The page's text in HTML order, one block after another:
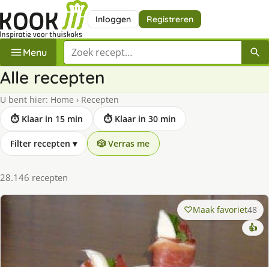
Inloggen Registreren
Menu Zoek een recept
Alle recepten
U bent hier: Home › Recepten
⏱ Klaar in 15 min
⏱ Klaar in 30 min
Filter recepten ▾ 🎲 Verras me
28.146 recepten
Maak favoriet48
👍